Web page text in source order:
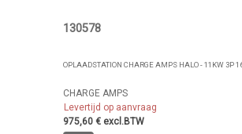
130578
OPLAADSTATION CHARGE AMPS HALO - 11KW 3P
CHARGE AMPS
Levertijd op aanvraag
975,60 € excl.BTW